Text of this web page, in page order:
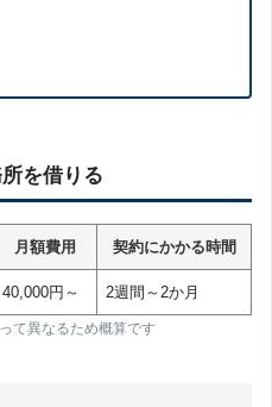
を借りる
月額費用 契約にかかる時間
40,000円～ 2週間～2か月
て異なるため概算です